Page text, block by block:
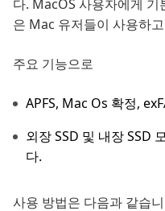
다. MacOS 사용자에게 기
은 Mac 유저들이 사용하
주요 기능으로
APFS, Mac Os 확정,
외장 SSD 및 내장 SSD
다.
사용 방법은 다음과 같습